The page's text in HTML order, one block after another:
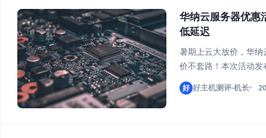
华纳云服务器优
低延迟
暑期上云大放价，华
价不套路！本次活动
国2核4G进阶款仅需
低
好 好主机测评-机长